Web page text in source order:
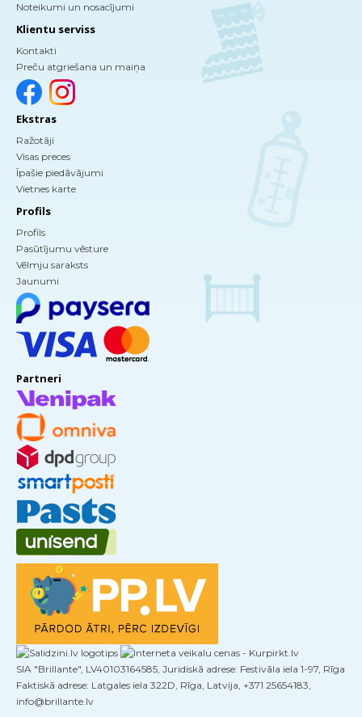
Noteikumi un nosacījumi
Klientu serviss
Kontakti
Preču atgriešana un maiņa
Ekstras
Ražotāji
Visas preces
Īpašie piedāvājumi
Vietnes karte
Profils
Profils
Pasūtījumu vēsture
Vēlmju saraksts
Jaunumi
Partneri
SIA "Brillante", LV40103164585, Juridiskā adrese: Festivāla iela 1-97, Rīga
Faktiskā adrese: Latgales iela 322D, Rīga, Latvija, +371 25654183,
info@brillante.lv